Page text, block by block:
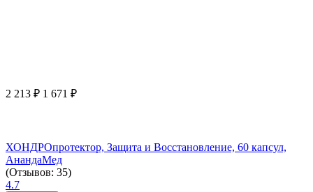
2 213 ₽ 1 671 ₽
ХОНДРОпротектор, Защита и Восстановление, 60 капсул,
АнандаМед
(Отзывов: 35)
4.7